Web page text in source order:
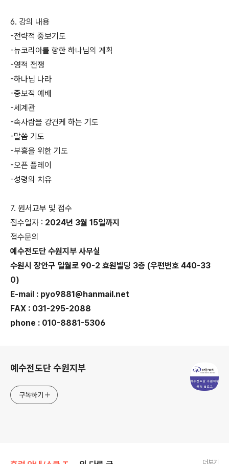
6. 강의 내용
-전략적 중보기도
-뉴코리아를 향한 하나님의 계획
-영적 전쟁
-하나님 나라
-중보적 예배
-세계관
-속사람을 강건케 하는 기도
-말씀 기도
-부흥을 위한 기도
-오픈 플레이
-성령의 치유
7. 원서교부 및 접수
접수일자 : 2024년 3월 15일까지
접수문의
예수전도단 수원지부 사무실
수원시 장안구 일월로 90-2 효원빌딩 3층 (우편번호 440-33
0)
E-mail : pyo9881@hanmail.net
FAX : 031-295-2088
phone : 010-8881-5306
예수전도단 수원지부
구독하기
더보기